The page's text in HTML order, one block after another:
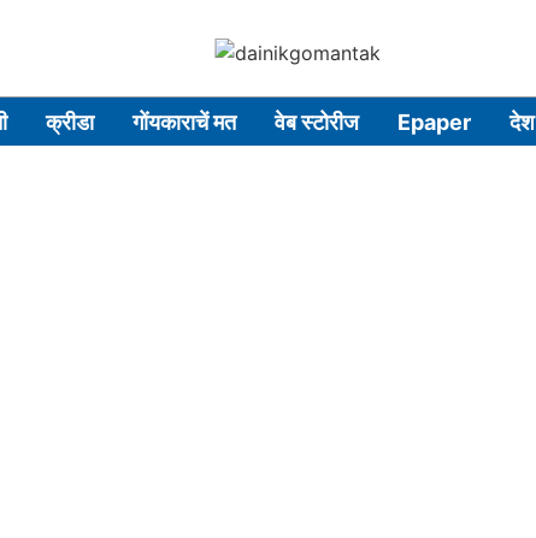
क्रीडा गोंयकाराचें मत वेब स्टोरीज Epaper देश